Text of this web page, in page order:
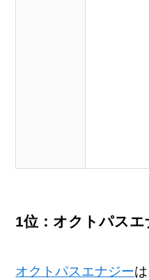
1位：オクトパスエ
オクトパスエナジー